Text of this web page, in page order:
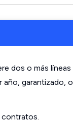
dos o más líneas
año, garantizado, o
contratos.